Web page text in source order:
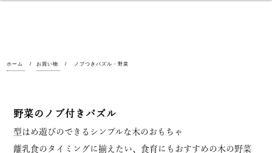
ホーム お買い物 ノブつきパズル・野菜
野菜のノブ付きパズル
型はめ遊びのできるシンプルな木のおもちゃ
離乳食のタイミングに揃えたい、食育にもおすすめの木の野菜